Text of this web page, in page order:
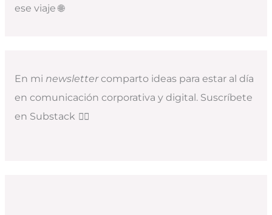
ese viaje 🌐
En mi newslettercomparto ideas para estar al día
en comunicación corporativa y digital. Suscríbete
en Substack 👇🏻